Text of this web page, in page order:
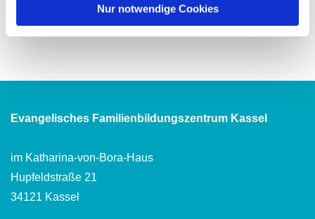
Nur notwendige Cookies
Evangelisches Familienbildungszentrum Kassel
im Katharina-von-Bora-Haus
Hupfeldstraße 21
34121 Kassel